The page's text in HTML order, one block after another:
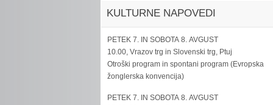
KULTURNE NAPOVEDI
PETEK 7. IN SOBOTA 8. AVGUST
10.00, Vrazov trg in Slovenski trg, Ptuj
Otroški program in spontani program (Evropska
žonglerska konvencija)
PETEK 7. IN SOBOTA 8. AVGUST